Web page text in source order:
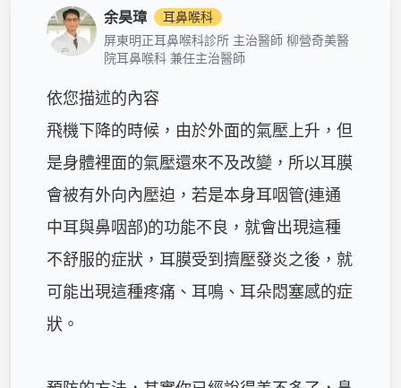
余昊璋
耳鼻喉科
屏東明正耳鼻喉科診所 主治醫師 柳營奇美醫
院耳鼻喉科 兼任主治醫師
依您描述的內容
飛機下降的時候，由於外面的氣壓上升，但
是身體裡面的氣壓還來不及改變，所以耳膜
會被有外向內壓迫，若是本身耳咽管(連通
中耳與鼻咽部)的功能不良，就會出現這種
不舒服的症狀，耳膜受到擠壓發炎之後，就
可能出現這種疼痛、耳鳴、耳朵悶塞感的症
狀。